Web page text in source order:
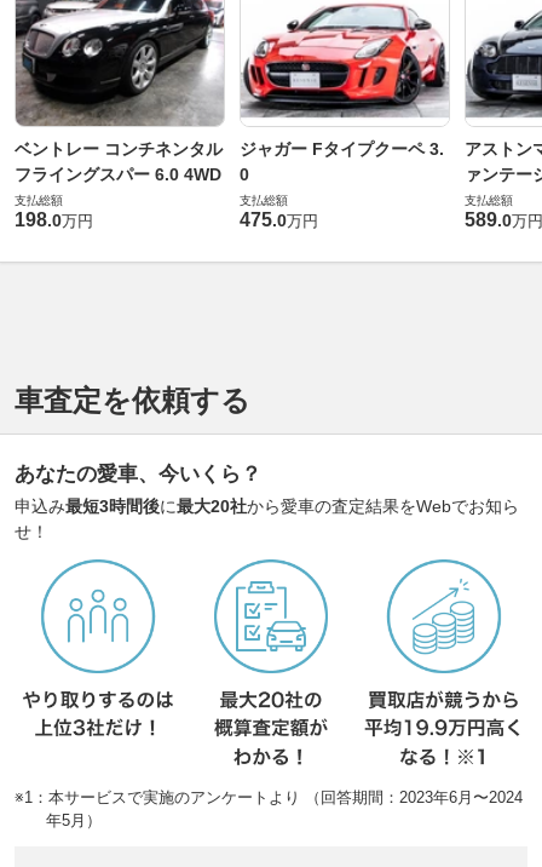
ベントレー コンチネンタル
フライングスパー 6.0 4WD
支払総額
198.0万円
ジャガー Fタイプクーペ 3.
0
支払総額
475.0万円
アストン
ァンテー
支払総額
589.0万円
車査定を依頼する
あなたの愛車、今いくら？
申込み最短3時間後に最大20社から愛車の査定結果をWebでお知ら
せ！
※1：本サービスで実施のアンケートより （回答期間：2023年6月〜2024
年5月）